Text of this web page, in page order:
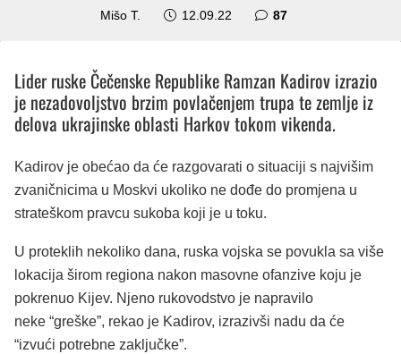
Mišo T. 12.09.22 87komentara
Lider ruske Čečenske Republike Ramzan Kadirov izrazio
je nezadovoljstvo brzim povlačenjem trupa te zemlje iz
delova ukrajinske oblasti Harkov tokom vikenda.
Kadirov je obećao da će razgovarati o situaciji s najvišim
zvaničnicima u Moskvi ukoliko ne dođe do promjena u
strateškom pravcu sukoba koji je u toku.
U proteklih nekoliko dana, ruska vojska se povukla sa više
lokacija širom regiona nakon masovne ofanzive koju je
pokrenuo Kijev. Njeno rukovodstvo je napravilo
neke “greške”, rekao je Kadirov, izrazivši nadu da će
“izvući potrebne zaključke”.